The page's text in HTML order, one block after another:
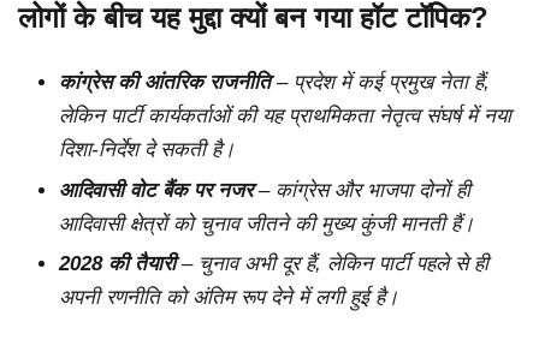
लोगों के बीच यह मुद्दा क्यों बन गया हॉट टॉपिक?
कांग्रेस की आंतरिक राजनीति– प्रदेश में कई प्रमुख नेता हैं,
लेकिन पार्टी कार्यकर्ताओं की यह प्राथमिकता नेतृत्व संघर्ष में नया
दिशा-निर्देश दे सकती है।
आदिवासी वोट बैंक पर नजर– कांग्रेस और भाजपा दोनों ही
आदिवासी क्षेत्रों को चुनाव जीतने की मुख्य कुंजी मानती हैं।
2028 की तैयारी– चुनाव अभी दूर हैं, लेकिन पार्टी पहले से ही
अपनी रणनीति को अंतिम रूप देने में लगी हुई है।